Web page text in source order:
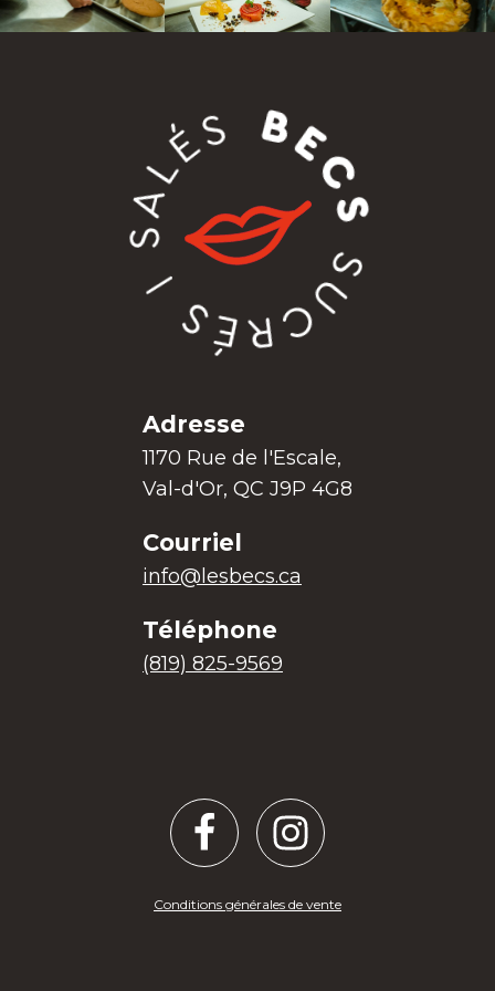
Adresse
1170 Rue de l'Escale,
Val-d'Or, QC J9P 4G8
Courriel
info@lesbecs.ca
Téléphone
(819) 825-9569
Conditions générales de vente